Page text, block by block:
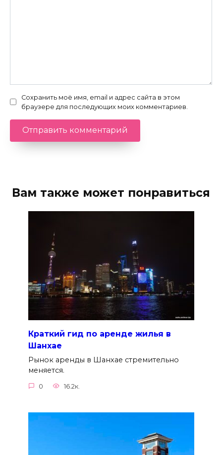
Сохранить моё имя, email и адрес сайта в этом
браузере для последующих моих комментариев.
Вам также может понравиться
Краткий гид по аренде жилья в
Шанхае
Рынок аренды в Шанхае стремительно
меняется.
0 16.2к.